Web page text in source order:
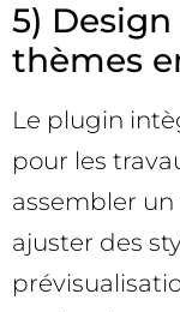
5)
thèmes
Le plugin
pour les
assembler
ajuster des